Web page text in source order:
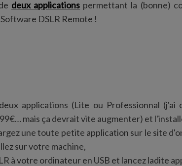
deux applications permettant la (bonne)
DSLR Remote !
applications (Lite ou Professionnal (j'ai
mais ça devrait vite augmenter) et
une toute petite application sur le site
sur votre machine,
à votre ordinateur en USB et lancez ladite